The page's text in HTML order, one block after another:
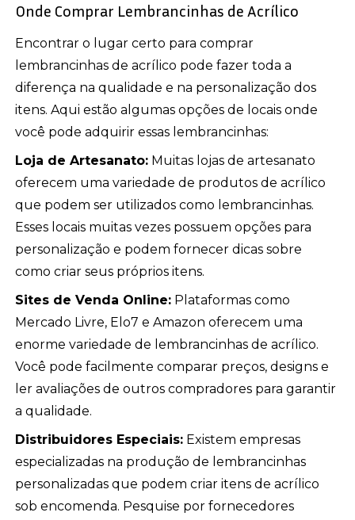
Onde Comprar Lembrancinhas de Acrílico
Encontrar o lugar certo para comprar
lembrancinhas de acrílico pode fazer toda a
diferença na qualidade e na personalização dos
itens. Aqui estão algumas opções de locais onde
você pode adquirir essas lembrancinhas:
Loja de Artesanato: Muitas lojas de artesanato
oferecem uma variedade de produtos de acrílico
que podem ser utilizados como lembrancinhas.
Esses locais muitas vezes possuem opções para
personalização e podem fornecer dicas sobre
como criar seus próprios itens.
Sites de Venda Online: Plataformas como
Mercado Livre, Elo7 e Amazon oferecem uma
enorme variedade de lembrancinhas de acrílico.
Você pode facilmente comparar preços, designs e
ler avaliações de outros compradores para garantir
a qualidade.
Distribuidores Especiais: Existem empresas
especializadas na produção de lembrancinhas
personalizadas que podem criar itens de acrílico
sob encomenda. Pesquise por fornecedores